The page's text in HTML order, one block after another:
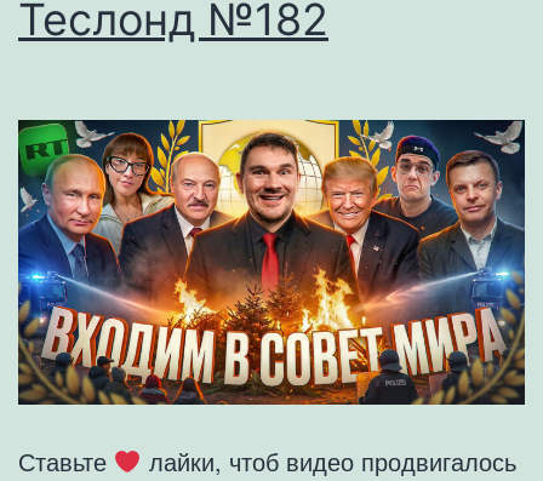
Теслонд №182
Ставьте
лайки, чтоб видео продвигалось